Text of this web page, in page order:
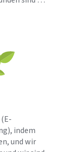
indem
und wir